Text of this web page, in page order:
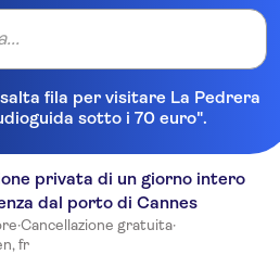
fila per visitare La Pedrera
sotto i 70 euro".
privata di un giorno intero
dal porto di Cannes
·Cancellazione gratuita·
fr